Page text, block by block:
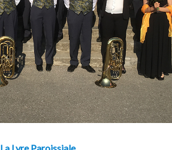
La Lyre Paroissiale